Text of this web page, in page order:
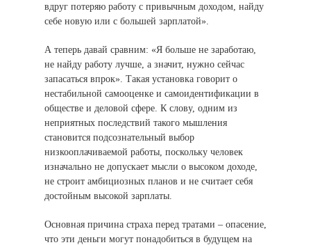
вдруг потеряю работу с привычным доходом, найду
себе новую или с большей зарплатой».
А теперь давай сравним: «Я больше не заработаю,
не найду работу лучше, а значит, нужно сейчас
запасаться впрок». Такая установка говорит о
нестабильной самооценке и самоидентификации в
обществе и деловой сфере. К слову, одним из
неприятных последствий такого мышления
становится подсознательный выбор
низкооплачиваемой работы, поскольку человек
изначально не допускает мысли о высоком доходе,
не строит амбициозных планов и не считает себя
достойным высокой зарплаты.
Основная причина страха перед тратами – опасение,
что эти деньги могут понадобиться в будущем на